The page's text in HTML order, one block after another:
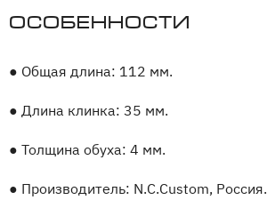
Особенности
● Общая длина: 112 мм.
● Длина клинка: 35 мм.
● Толщина обуха: 4 мм.
● Производитель: N.C.Custom, Россия.